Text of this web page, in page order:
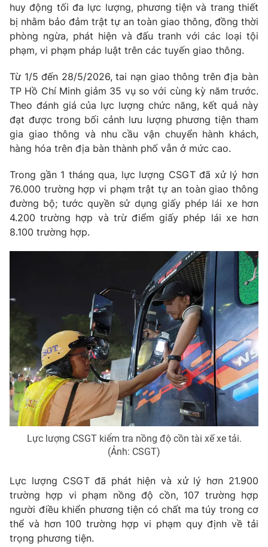
VTV Money VTV Thể thao
VTV Sức khoẻ Bất động sản
Thị trường 24h Tấm lòng Việt
VTV4 Vươn mình bằng AI
VTV9 VTV8
Liên hệ tòa soạn English
THỜI BÁO VTV
Cơ quan chủ quản: Đài Truyền hình Việt Nam
Cơ quan báo chí:Thời báo VTV
Giấy phép hoạt động báo in và báo điện tử số 483/GP-BTTTT
cấp ngày 29/12/2023
Tổng Biên tập:Vũ Thanh Thủy
Phó Tổng Biên tập:
Nguyễn Thị Mỹ Hạnh, Phạm Quốc Thắng,
Nguyễn Trọng Ninh
Tổng đài VTV:024.38 355 931 - 024.38 355 932
Ðiện thoại Thời báo VTV:024.66 897 897
Liên hệ quảng cáo:024-7300.7108
huy động tối đa lực lượng, phương tiện và trang thiết
bị nhằm bảo đảm trật tự an toàn giao thông, đồng thời
phòng ngừa, phát hiện và đấu tranh với các loại tội
phạm, vi phạm pháp luật trên các tuyến giao thông.
Từ 1/5 đến 28/5/2026, tai nạn giao thông trên địa bàn
TP Hồ Chí Minh giảm 35 vụ so với cùng kỳ năm trước.
Theo đánh giá của lực lượng chức năng, kết quả này
đạt được trong bối cảnh lưu lượng phương tiện tham
gia giao thông và nhu cầu vận chuyển hành khách,
hàng hóa trên địa bàn thành phố vẫn ở mức cao.
Trong gần 1 tháng qua, lực lượng CSGT đã xử lý hơn
76.000 trường hợp vi phạm trật tự an toàn giao thông
đường bộ; tước quyền sử dụng giấy phép lái xe hơn
4.200 trường hợp và trừ điểm giấy phép lái xe hơn
8.100 trường hợp.
Lực lượng CSGT kiểm tra nồng độ cồn tài xế xe tải.
(Ảnh: CSGT)
Lực lượng CSGT đã phát hiện và xử lý hơn 21.900
trường hợp vi phạm nồng độ cồn, 107 trường hợp
người điều khiển phương tiện có chất ma túy trong cơ
thể và hơn 100 trường hợp vi phạm quy định về tải
trọng phương tiện.